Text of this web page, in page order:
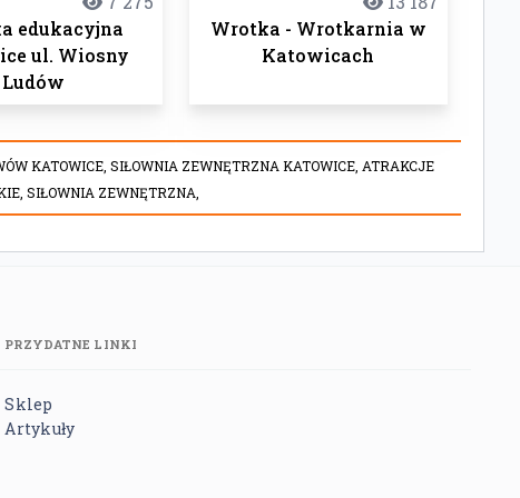
edukacyjna
ul. Wiosny
Ludów
Wrotka - Wrotkarnia w
Katowicach
KATOWICE,SIŁOWNIA ZEWNĘTRZNA KATOWICE,ATRAKCJE
SIŁOWNIA ZEWNĘTRZNA,
PRZYDATNE LINKI
Sklep
Artykuły